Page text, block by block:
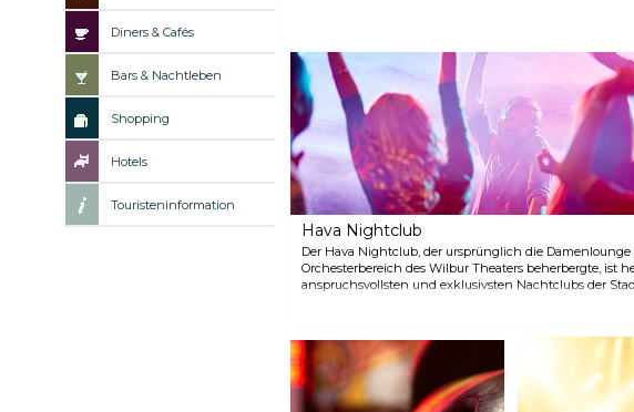
Diners & Cafés
Bars & Nachtleben
Shopping
Hotels
Touristeninformation
Hava Nightclub
Der Hava Nightclub, der ursprünglich die
Orchesterbereich des Wilbur Theaters beherbergte, ist
anspruchsvollsten und exklusivsten Nachtclubs der
seinem schicken Interieur große Gruppen von